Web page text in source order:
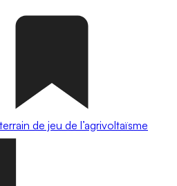
de jeu de l’agrivoltaïsme